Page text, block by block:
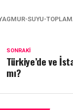
SUYU-
SONRAKI
Türkiye’de ve
mı?